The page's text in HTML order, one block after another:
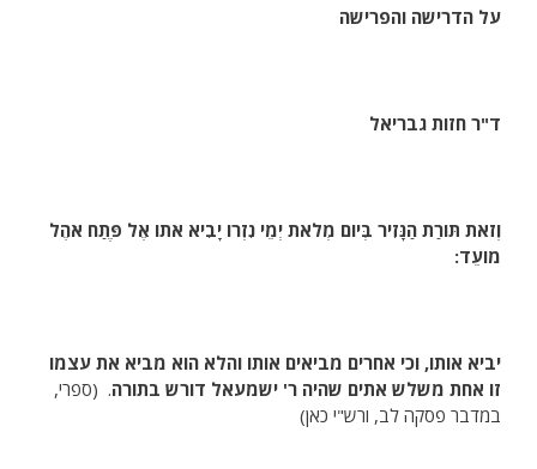
על הדרישה והפרישה
ד"ר חזות גבריאל
וְזֹאת תּוֹרַת הַנָּזִיר בְּיוֹם מְלֹאת יְמֵי נִזְרוֹ יָבִיא אֹתוֹ אֶל פֶּתַח אֹהֶל
מוֹעֵד:
יביא אותו, וכי אחרים מביאים אותו והלא הוא מביא את עצמו
זו אחת משלש אתים שהיה ר' ישמעאל דורש בתורה. (ספרי,
במדבר פסקה לב, ורש"י כאן)